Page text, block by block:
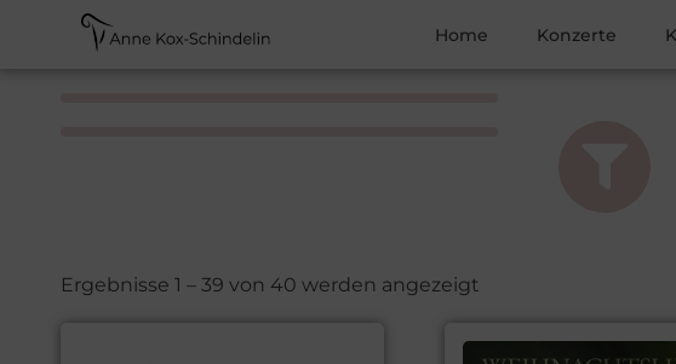
Home Konzerte
Ergebnisse 1 – 39 von 40 werden angezeigt